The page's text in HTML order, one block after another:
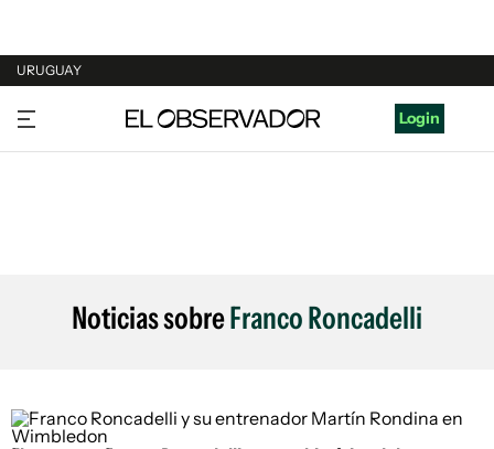
URUGUAY
URUGUAY
ARGENTINA
Login
Noticias sobreFranco Roncadelli